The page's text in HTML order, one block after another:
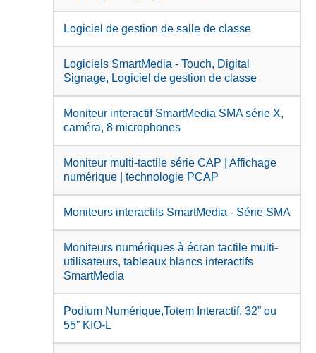
Logiciel de gestion de salle de classe
Logiciels SmartMedia - Touch, Digital
Signage, Logiciel de gestion de classe
Moniteur interactif SmartMedia SMA série X,
caméra, 8 microphones
Moniteur multi-tactile série CAP | Affichage
numérique | technologie PCAP
Moniteurs interactifs SmartMedia - Série SMA
Moniteurs numériques à écran tactile multi-
utilisateurs, tableaux blancs interactifs
SmartMedia
Podium Numérique,Totem Interactif, 32” ou
55” KIO-L